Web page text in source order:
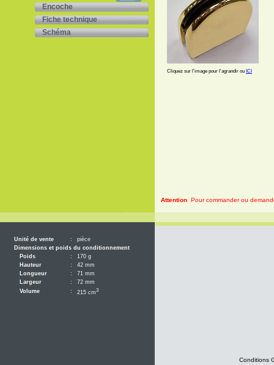
Encoche
Fiche technique
Schéma
Unité de vente :
pièce
Dimensions et poids du conditionnement
Poids
:
170 g
Hauteur
:
42 mm
Longueur
:
71 mm
Largeur
:
72 mm
Volume
: 215 cm3
Cliquez sur l'image pour l'agrandir ou ICI
Attention Pour commander ou
Conditions